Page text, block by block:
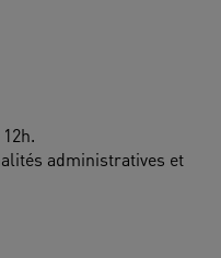
administratives et